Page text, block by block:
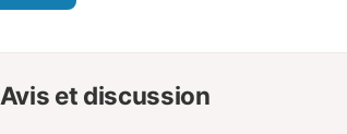
Avis et discussion